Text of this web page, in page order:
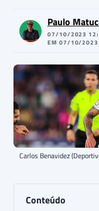
Paulo
07/10/2023
EM 07/10/
Carlos Benavidez
Conteúdo